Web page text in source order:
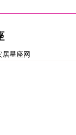
居星座网